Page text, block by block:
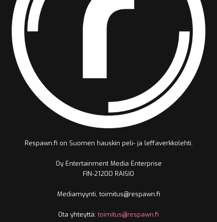
Respawn.fi on Suomen hauskin peli- ja leffaverkkolehti.
Oy Entertainment Media Enterprise
FIN-21200 RAISIO
Mediamyynti, toimitus@respawn.fi
Ota yhteyttä:toimitus@respawn.fi